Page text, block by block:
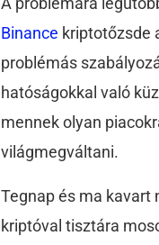
Binance kriptotőzsde
problémás
hatóságokkal való
mennek olyan
világmegváltani.
Tegnap és ma
kriptóval tisztára